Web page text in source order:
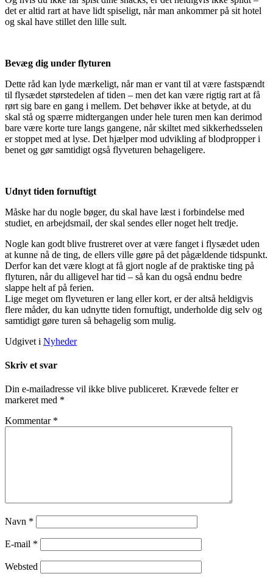
det er altid rart at have lidt spiseligt, når man ankommer på sit hotel
og skal have stillet den lille sult.
Bevæg dig under flyturen
Dette råd kan lyde mærkeligt, når man er vant til at være fastspændt
til flysædet størstedelen af tiden – men det kan være rigtig rart at få
rørt sig bare en gang i mellem. Det behøver ikke at betyde, at du
skal stå og spærre midtergangen under hele turen men kan derimod
bare være korte ture langs gangene, når skiltet med sikkerhedsselen
er stoppet med at lyse. Det hjælper mod udvikling af blodpropper i
benet og gør samtidigt også flyveturen behageligere.
Udnyt tiden fornuftigt
Måske har du nogle bøger, du skal have læst i forbindelse med
studiet, en arbejdsmail, der skal sendes eller noget helt tredje.
Nogle kan godt blive frustreret over at være fanget i flysædet uden
at kunne nå de ting, de ellers ville gøre på det pågældende tidspunkt.
Derfor kan det være klogt at få gjort nogle af de praktiske ting på
flyturen, når du alligevel har tid – så kan du også endnu bedre
slappe helt af på ferien.
Lige meget om flyveturen er lang eller kort, er der altså heldigvis
flere måder, du kan udnytte tiden fornuftigt, underholde dig selv og
samtidigt gøre turen så behagelig som mulig.
Udgivet i Nyheder
Skriv et svar
Din e-mailadresse vil ikke blive publiceret. Krævede felter er
markeret med *
Kommentar *
Navn *
E-mail *
Websted